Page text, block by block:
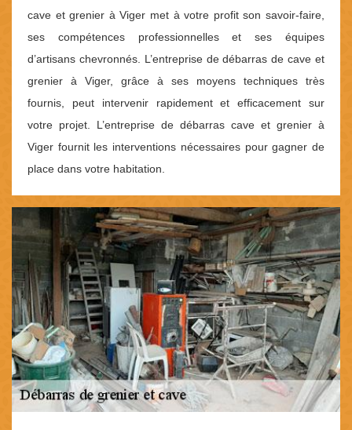
cave et grenier à Viger met à votre profit son savoir-faire,
ses compétences professionnelles et ses équipes
d’artisans chevronnés. L’entreprise de débarras de cave et
grenier à Viger, grâce à ses moyens techniques très
fournis, peut intervenir rapidement et efficacement sur
votre projet. L’entreprise de débarras cave et grenier à
Viger fournit les interventions nécessaires pour gagner de
place dans votre habitation.